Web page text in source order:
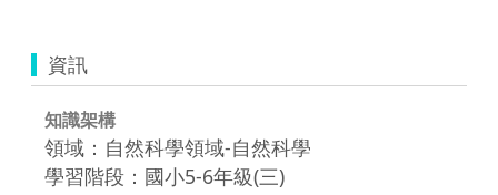
資訊
知識架構
領域：自然科學領域-自然科學
學習階段：國小5-6年級(三)